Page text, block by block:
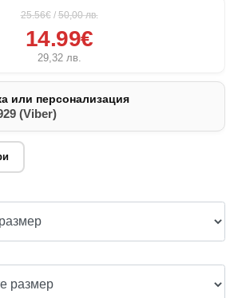
25.56€ / 50,00лв.
14.99€
29,32 лв.
или персонализация
(Viber)